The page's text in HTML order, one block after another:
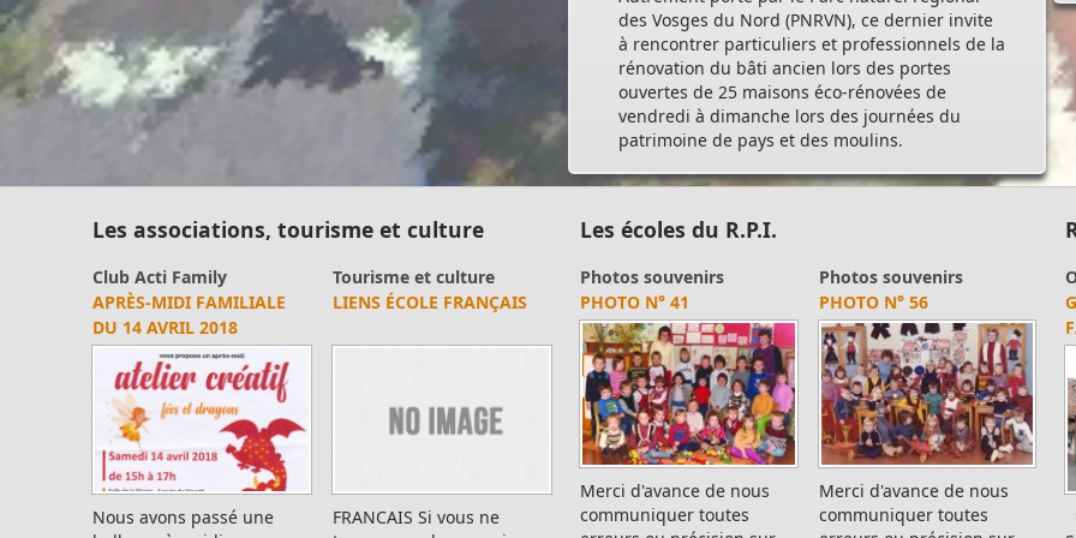
des Vosges du Nord (PNRVN), ce dernier invite
à rencontrer particuliers et professionnels de la
rénovation du bâti ancien lors des portes
ouvertes de 25 maisons éco-rénovées de
vendredi à dimanche lors des journées du
patrimoine de pays et des moulins.
Les associations, tourisme et culture
Club Acti Family
APRÈS-MIDI FAMILIALE
DU 14 AVRIL 2018
Nous avons passé une
Tourisme et culture
LIENS ÉCOLE FRANÇAIS
FRANCAIS Si vous ne
Bibliothèque
POINT-LECTURE
Point-lecture
Club Acti Family
PHOTOS SOUVENIR DU 14
AVRIL 2018
Les écoles du R.P.I.
Photos souvenirs
PHOTO N° 41
Merci d'avance de nous
communiquer toutes
Photos souvenirs
PHOTO N° 56
Merci d'avance de nous
communiquer toutes
Ecole
: ex1
Où